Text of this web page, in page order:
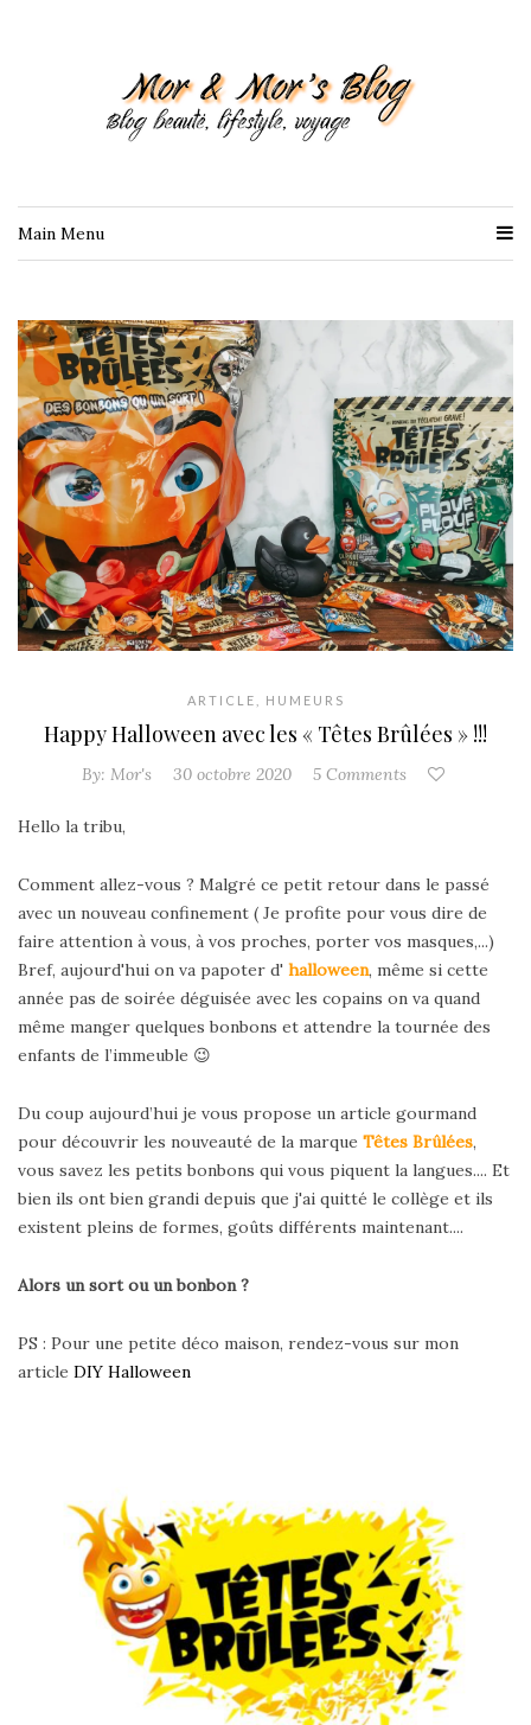
Main Menu
ARTICLE HUMEURS
Happy Halloween avec les « Têtes Brûlées » !!!
By: Mor's 30 octobre 2020 5 Comments
Hello la tribu,
Comment allez-vous ? Malgré ce petit retour dans le passé
avec un nouveau confinement ( Je profite pour vous dire de
faire attention à vous, à vos proches, porter vos masques,...)
Bref, aujourd'hui on va papoter d' halloween, même si cette
année pas de soirée déguisée avec les copains on va quand
même manger quelques bonbons et attendre la tournée des
enfants de l’immeuble 😉
Du coup aujourd’hui je vous propose un article gourmand
pour découvrir les nouveauté de la marque Têtes Brûlées,
vous savez les petits bonbons qui vous piquent la langues.... Et
bien ils ont bien grandi depuis que j'ai quitté le collège et ils
existent pleins de formes, goûts différents maintenant....
Alors un sort ou un bonbon ?
PS : Pour une petite déco maison, rendez-vous sur mon
article DIY Halloween